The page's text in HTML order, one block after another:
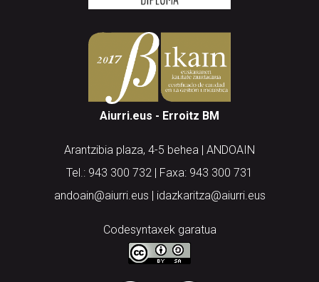
Aiurri.eus - Erroitz BM
Arantzibia plaza, 4-5 behea | ANDOAIN
Tel.: 943 300 732 | Faxa: 943 300 731
andoain@aiurri.eus | idazkaritza@aiurri.eus
Codesyntaxek garatua